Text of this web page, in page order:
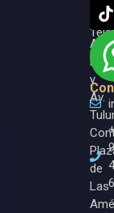
Roo.
Av.
y
Av.
de
Las